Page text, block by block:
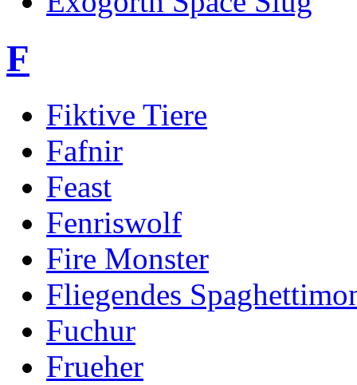
F
Fiktive Tiere
Fafnir
Feast
Fenriswolf
Fire Monster
Fliegendes
Fuchur
Frueher